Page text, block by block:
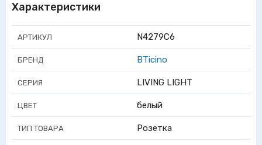
Характеристики
АРТИКУЛ N4279C6
БРЕНД BTicino
СЕРИЯ LIVING LIGHT
ЦВЕТ белый
ТИП ТОВАРА Розетка